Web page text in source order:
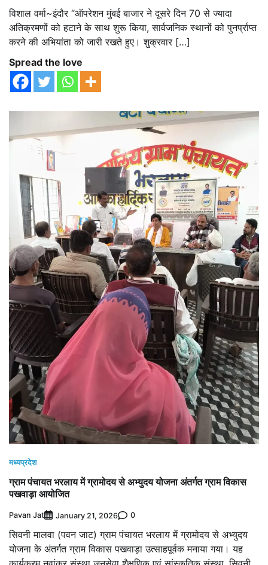
विशाल वर्मा~इंदौर “ऑपरेशन मुंबई बाजार ने दूसरे दिन 70 से ज्यादा
अतिक्रमणों को हटाने के साथ शुरू किया, सार्वजनिक स्थानों को पुनर्प्राप्त
करने की अभियांता को जारी रखते हुए। शुक्रवार […]
Spread the love
मध्यप्रदेश
ग्राम पंचायत भरलाय में ग्रामोदय से अभ्युदय योजना अंतर्गत ग्राम विकास
पखवाड़ा आयोजित
Pavan Jat January 21, 2026 0
सिवनी मालवा (पवन जाट) ग्राम पंचायत भरलाय में ग्रामोदय से अभ्युदय
योजना के अंतर्गत ग्राम विकास पखवाड़ा उत्साहपूर्वक मनाया गया। यह